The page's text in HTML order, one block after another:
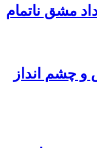
مشق ناتمام
و چشم انداز